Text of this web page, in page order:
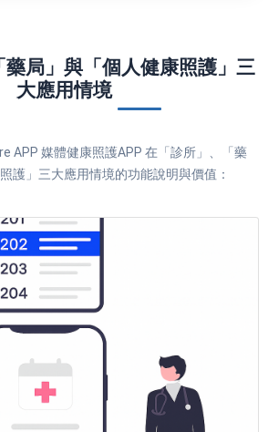
局」與「個人健康照護」三
大應用情境
APP 媒體健康照護APP 在「診所」、「藥
護」三大應用情境的功能說明與價值：